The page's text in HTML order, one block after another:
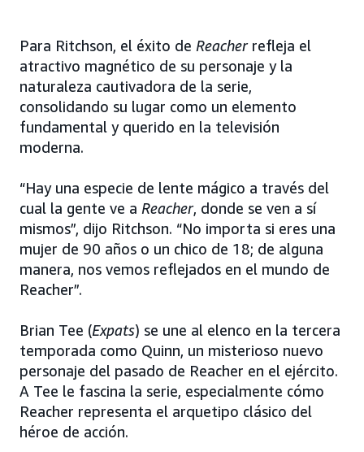
Para Ritchson, el éxito de Reacher refleja el
atractivo magnético de su personaje y la
naturaleza cautivadora de la serie,
consolidando su lugar como un elemento
fundamental y querido en la televisión
moderna.
“Hay una especie de lente mágico a través del
cual la gente ve a Reacher, donde se ven a sí
mismos”, dijo Ritchson. “No importa si eres una
mujer de 90 años o un chico de 18; de alguna
manera, nos vemos reflejados en el mundo de
Reacher”.
Brian Tee (Expats) se une al elenco en la tercera
temporada como Quinn, un misterioso nuevo
personaje del pasado de Reacher en el ejército.
A Tee le fascina la serie, especialmente cómo
Reacher representa el arquetipo clásico del
héroe de acción.